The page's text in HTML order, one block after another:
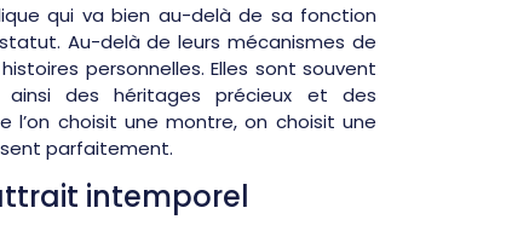
qui va bien au-delà de sa fonction
Au-delà de leurs mécanismes de
personnelles. Elles sont souvent
ainsi des héritages précieux et des
choisit une montre, on choisit une
parfaitement.
intemporel